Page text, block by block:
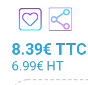
8.39€ TTC
6.99€ HT